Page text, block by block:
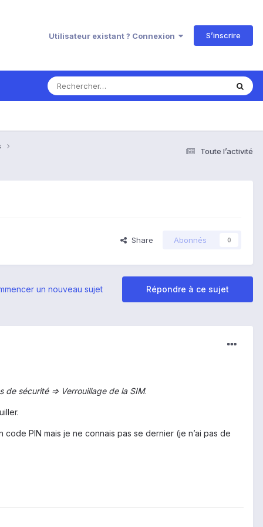
Utilisateur existant ? Connexion S’inscrire
Toute l’activité
Share Abonnés 0
Répondre à ce sujet
un nouveau sujet
de sécurité => Verrouillage de la SIM.
PIN mais je ne connais pas se dernier (je n’ai pas de